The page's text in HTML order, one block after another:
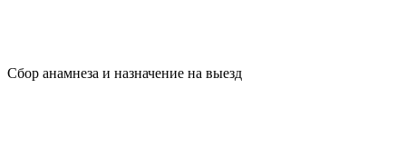
Сбор анамнеза и назначение на выезд